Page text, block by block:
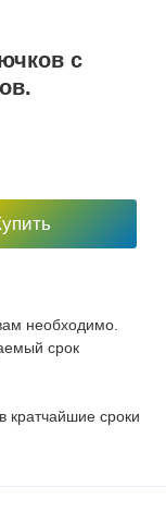
с
необходимо.
срок
сроки